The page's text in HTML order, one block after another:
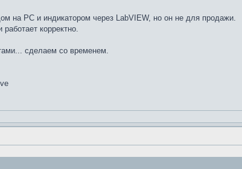
на PC и индикатором через LabVIEW, но он не для продажи.
корректно.
сделаем со временем.